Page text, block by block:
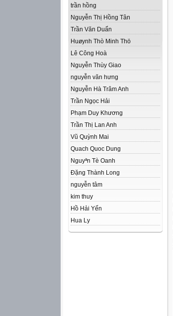
trần hồng
Nguyễn Thị Hồng Tân
Trần Văn Duẩn
Huøynh Thò Minh Thö
Lê Công Hoà
Nguyễn Thùy Giao
nguyễn văn hưng
Nguyễn Hà Trâm Anh
Trần Ngọc Hải
Phạm Duy Khương
Trần Thị Lan Anh
Vũ Quỳnh Mai
Quach Quoc Dung
Nguyªn Tè Oanh
Đặng Thành Long
nguyễn tâm
kim thuy
Hồ Hải Yến
Hua Ly